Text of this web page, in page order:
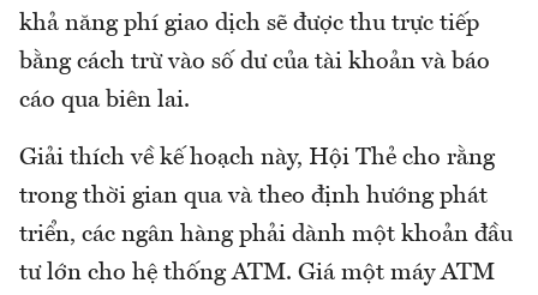
khả năng phí giao dịch sẽ được thu trực tiếp
bằng cách trừ vào số dư của tài khoản và báo
cáo qua biên lai.
Giải thích về kế hoạch này, Hội Thẻ cho rằng
trong thời gian qua và theo định hướng phát
triển, các ngân hàng phải dành một khoản đầu
tư lớn cho hệ thống ATM. Giá một máy ATM